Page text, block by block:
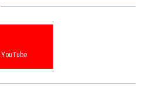
YouTube